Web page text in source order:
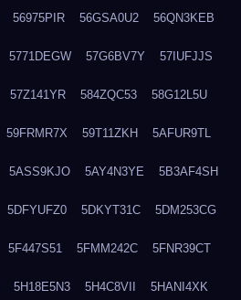
56975PIR 56GSA0U2 56QN3KEB
5771DEGW 57G6BV7Y 57IUFJJS
57Z141YR 584ZQC53 58G12L5U
59FRMR7X 59T11ZKH 5AFUR9TL
5ASS9KJO 5AY4N3YE 5B3AF4SH
5DFYUFZ0 5DKYT31C 5DM253CG
5F447S51 5FMM242C 5FNR39CT
5H18E5N3 5H4C8VII 5HANI4XK